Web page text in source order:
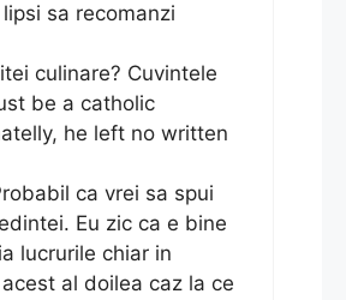
sa recomanzi
culinare? Cuvintele
be a catholic
he left no written
ca vrei sa spui
Eu zic ca e bine
lucrurile chiar in
al doilea caz la ce